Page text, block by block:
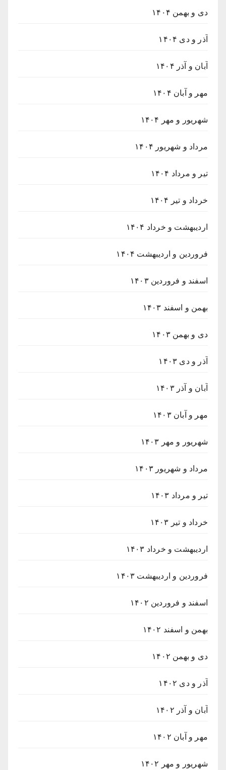
دی و بهمن ۱۴۰۴
آذر و دی ۱۴۰۴
آبان و آذر ۱۴۰۴
مهر و آبان ۱۴۰۴
شهریور و مهر ۱۴۰۴
مرداد و شهریور ۱۴۰۴
تیر و مرداد ۱۴۰۴
خرداد و تیر ۱۴۰۴
اردیبهشت و خرداد ۱۴۰۴
فروردین و اردیبهشت ۱۴۰۴
اسفند و فروردین ۱۴۰۳
بهمن و اسفند ۱۴۰۳
دی و بهمن ۱۴۰۳
آذر و دی ۱۴۰۳
آبان و آذر ۱۴۰۳
مهر و آبان ۱۴۰۳
شهریور و مهر ۱۴۰۳
مرداد و شهریور ۱۴۰۳
تیر و مرداد ۱۴۰۳
خرداد و تیر ۱۴۰۳
اردیبهشت و خرداد ۱۴۰۳
فروردین و اردیبهشت ۱۴۰۳
اسفند و فروردین ۱۴۰۲
بهمن و اسفند ۱۴۰۲
دی و بهمن ۱۴۰۲
آذر و دی ۱۴۰۲
آبان و آذر ۱۴۰۲
مهر و آبان ۱۴۰۲
شهریور و مهر ۱۴۰۲